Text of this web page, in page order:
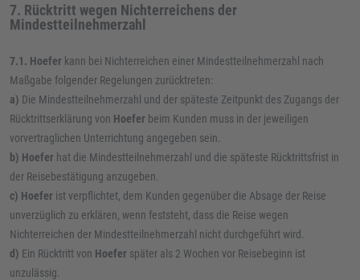
7. Rücktritt wegen Nichterreichens der
Mindestteilnehmerzahl
7.1. Hoefer kann bei Nichterreichen einer Mindestteilnehmerzahl nach
Maßgabe folgender Regelungen zurücktreten:
a) Die Mindestteilnehmerzahl und der späteste Zeitpunkt des Zugangs der
Rücktrittserklärung von Hoefer beim Kunden muss in der jeweiligen
vorvertraglichen Unterrichtung angegeben sein.
b) Hoefer hat die Mindestteilnehmerzahl und die späteste Rücktrittsfrist in
der Reisebestätigung anzugeben.
c) Hoefer ist verpflichtet, dem Kunden gegenüber die Absage der Reise
unverzüglich zu erklären, wenn feststeht, dass die Reise wegen
Nichterreichen der Mindestteilnehmerzahl nicht durchgeführt wird.
d) Ein Rücktritt von Hoefer später als 2 Wochen vor Reisebeginn ist
unzulässig.